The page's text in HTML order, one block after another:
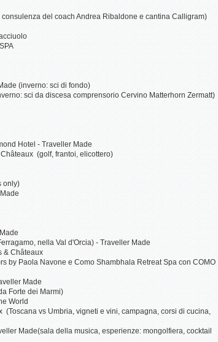
del coach Andrea Ribaldone e cantina Calligram)
(inverno: sci di fondo)
sci da discesa comprensorio Cervino Matterhorn Zermatt)
Hotel - Traveller Made
(golf, frantoi, elicottero)
only)
nella Val d'Orcia) - Traveller Made
& Châteaux
by Paola Navone e Como Shambhala Retreat Spa con COMO
Made
Forte dei Marmi)
World
vs Umbria, vigneti e vini, campagna, corsi di cucina,
Made(sala della musica, esperienze: mongolfiera, cocktail